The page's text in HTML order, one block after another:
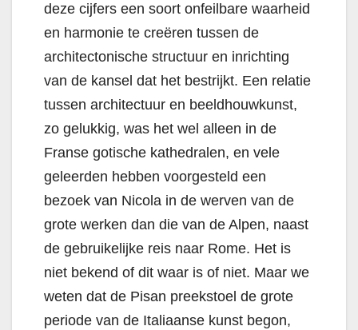
deze cijfers een soort onfeilbare waarheid
en harmonie te creëren tussen de
architectonische structuur en inrichting
van de kansel dat het bestrijkt. Een relatie
tussen architectuur en beeldhouwkunst,
zo gelukkig, was het wel alleen in de
Franse gotische kathedralen, en vele
geleerden hebben voorgesteld een
bezoek van Nicola in de werven van de
grote werken dan die van de Alpen, naast
de gebruikelijke reis naar Rome. Het is
niet bekend of dit waar is of niet. Maar we
weten dat de Pisan preekstoel de grote
periode van de Italiaanse kunst begon,